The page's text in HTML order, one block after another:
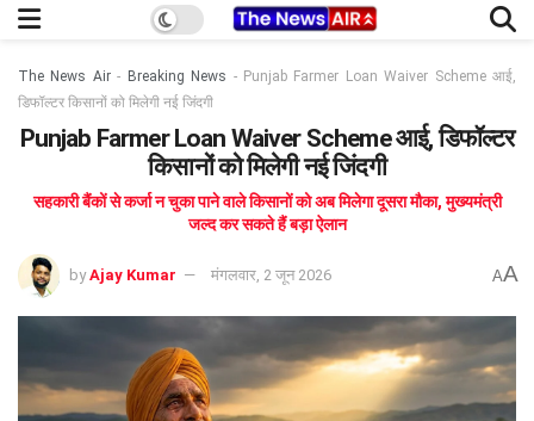
The News Air- Breaking News - Punjab Farmer Loan Waiver Scheme आई,
डिफॉल्टर किसानों को मिलेगी नई जिंदगी
Punjab Farmer Loan Waiver Scheme आई, डिफॉल्टर
किसानों को मिलेगी नई जिंदगी
सहकारी बैंकों से कर्जा न चुका पाने वाले किसानों को अब मिलेगा दूसरा मौका, मुख्यमंत्री
जल्द कर सकते हैं बड़ा ऐलान
by Ajay Kumar मंगलवार, 2 जून 2026 AA